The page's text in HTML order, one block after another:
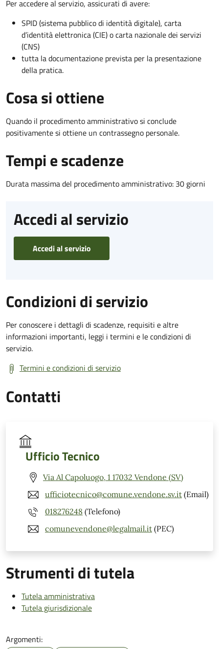
Per accedere al servizio, assicurati di avere:
SPID (sistema pubblico di identità digitale), carta
d’identità elettronica (CIE) o carta nazionale dei servizi
(CNS)
tutta la documentazione prevista per la presentazione
della pratica.
Cosa si ottiene
Quando il procedimento amministrativo si conclude
positivamente si ottiene un contrassegno personale.
Tempi e scadenze
Durata massima del procedimento amministrativo: 30 giorni
Accedi al servizio
Accedi al servizio
Condizioni di servizio
Per conoscere i dettagli di scadenze, requisiti e altre
informazioni importanti, leggi i termini e le condizioni di
servizio.
Termini e condizioni di servizio
Contatti
Ufficio Tecnico
Via Al Capoluogo, 1 17032 Vendone (SV)
ufficiotecnico@comune.vendone.sv.it (Email)
018276248 (Telefono)
comunevendone@legalmail.it (PEC)
Strumenti di tutela
Tutela amministrativa
Tutela giurisdizionale
Argomenti: